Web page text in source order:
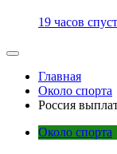
19 часов
Главная
Около спорта
Россия
Около спорта